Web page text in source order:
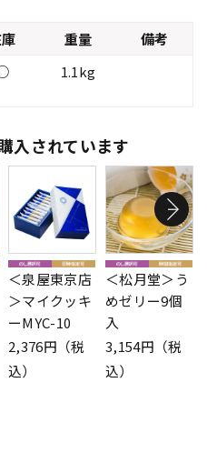
重量
備考
1.1kg
入されています
＜泉屋東京店
＞マイクッキ
ーMYC-10
2,376円（税
込）
＜松月堂＞う
めゼリー9個
入
3,154円（税
込）